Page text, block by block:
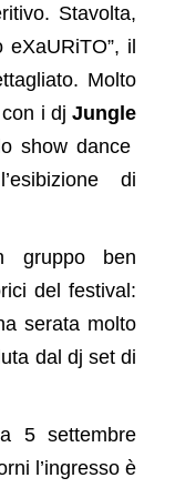
Stavolta,
eXaURiTO”, il
Molto
i dj Jungle
show dance
di
gruppo ben
del festival:
serata molto
dal dj set di
5 settembre
l’ingresso è